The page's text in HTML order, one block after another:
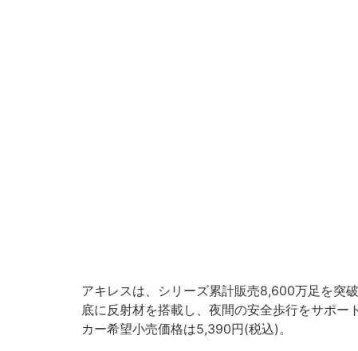
アキレスは、シリーズ累計販売8,600万足を突
底に反射材を搭載し、夜間の安全歩行をサポー
カー希望小売価格は5,390円(税込)。